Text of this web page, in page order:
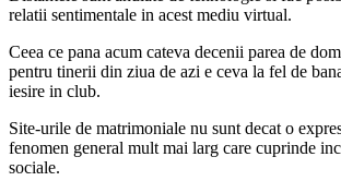
relatii sentimentale in acest mediu virtual.
Ceea ce pana acum cateva decenii parea de
pentru tinerii din ziua de azi e ceva la fel de
iesire in club.
Site-urile de matrimoniale nu sunt decat o
fenomen general mult mai larg care cuprinde
sociale.